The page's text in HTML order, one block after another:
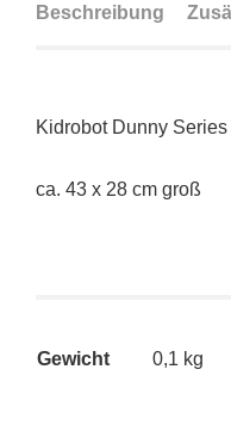
Beschreibung
Kidrobot Dunny
ca. 43 x 28 cm groß
Gewicht 0,1 kg